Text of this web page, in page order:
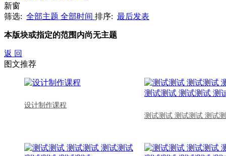
新窗
筛选: 全部主题 全部时间 排序: 最后发表
本版块或指定的范围内尚无主题
返 回
图文推荐
设计制作课程
测试测试 测试测试 测试